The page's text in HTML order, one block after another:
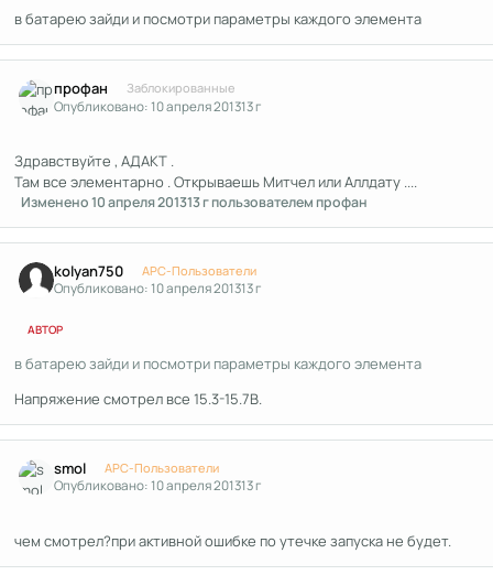
в батарею зайди и посмотри параметры каждого элемента
профан Заблокированные
Опубликовано:10 апреля 201313 г
Здравствуйте , АДАКТ .
Там все элементарно . Открываешь Митчел или Аллдату ....
Изменено10 апреля 201313 гпользователем профан
kolyan750 APC-Пользователи
Опубликовано:10 апреля 201313 г
АВТОР
в батарею зайди и посмотри параметры каждого элемента
Напряжение смотрел все 15.3-15.7В.
smol APC-Пользователи
Опубликовано:10 апреля 201313 г
чем смотрел?при активной ошибке по утечке запуска не будет.